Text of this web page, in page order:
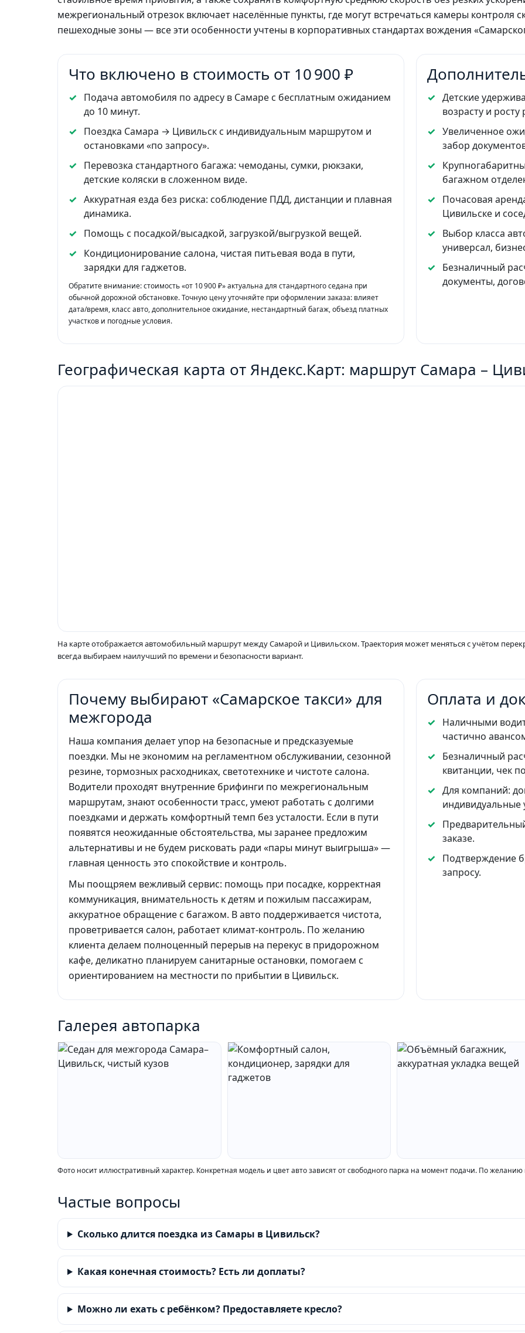
межрегиональный отрезок включает населённые пункты, где могут встречаться камеры контроля
пешеходные зоны — все эти особенности учтены в корпоративных стандартах вождения
Что включено в стоимость от 10 900 ₽
Подача автомобиля по адресу в Самаре с бесплатным ожиданием
до 10 минут.
Поездка Самара → Цивильск с индивидуальным маршрутом и
остановками «по запросу».
Перевозка стандартного багажа: чемоданы, сумки, рюкзаки,
детские коляски в сложенном виде.
Аккуратная езда без риска: соблюдение ПДД, дистанции и плавная
динамика.
Помощь с посадкой/высадкой, загрузкой/выгрузкой вещей.
Кондиционирование салона, чистая питьевая вода в пути,
зарядки для гаджетов.
Обратите внимание: стоимость «от 10 900 ₽» актуальна для стандартного седана при
обычной дорожной обстановке. Точную цену уточняйте при оформлении заказа: влияет
дата/время, класс авто, дополнительное ожидание, нестандартный багаж, объезд платных
участков и погодные условия.
Детские
возрасту и росту
Увеличенное
забор
багажном
Почасовая
Цивильске и
Выбор класса
универсал,
Безналичный
документы,
Географическая карта от Яндекс.Карт: маршрут Самара –
На карте отображается автомобильный маршрут между Самарой и Цивильском. Траектория может меняться с учётом
всегда выбираем наилучший по времени и безопасности вариант.
Почему выбирают «Самарское такси» для
межгорода
Наша компания делает упор на безопасные и предсказуемые
поездки. Мы не экономим на регламентном обслуживании, сезонной
резине, тормозных расходниках, светотехнике и чистоте салона.
Водители проходят внутренние брифинги по межрегиональным
маршрутам, знают особенности трасс, умеют работать с долгими
поездками и держать комфортный темп без усталости. Если в пути
появятся неожиданные обстоятельства, мы заранее предложим
альтернативы и не будем рисковать ради «пары минут выигрыша» —
главная ценность это спокойствие и контроль.
Мы поощряем вежливый сервис: помощь при посадке, корректная
коммуникация, внимательность к детям и пожилым пассажирам,
аккуратное обращение с багажом. В авто поддерживается чистота,
проветривается салон, работает климат-контроль. По желанию
клиента делаем полноценный перерыв на перекус в придорожном
кафе, деликатно планируем санитарные остановки, помогаем с
ориентированием на местности по прибытии в Цивильск.
Оплата и
Наличными
частично
Безналичный
квитанции, чек
Для компаний:
индивидуальные
заказе.
Подтверждение
запросу.
Галерея автопарка
Фото носит иллюстративный характер. Конкретная модель и цвет авто зависят от свободного парка на момент подачи. По желанию
Частые вопросы
Сколько длится поездка из Самары в Цивильск?
Какая конечная стоимость? Есть ли доплаты?
Можно ли ехать с ребёнком? Предоставляете кресло?